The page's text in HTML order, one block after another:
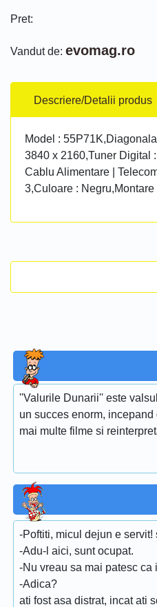
Pret:
Vandut de: evomag.ro
Descriere/Detalii produs
Model :
3840 x 2160,Tuner Digital
Cablu Alimentare |
3,Culoare :
''Valurile Dunarii'' este
un succes enorm,
mai multe filme si
-Poftiti, micul dejun e
-Adu-l aici, sunt ocupat.
-Nu vreau sa mai patesc ca
-Adica?
ati fost asa distrat, incat ati